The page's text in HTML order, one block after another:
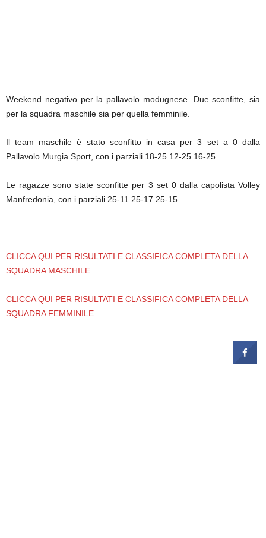
Weekend negativo per la pallavolo modugnese. Due sconfitte, sia
per la squadra maschile sia per quella femminile.
Il team maschile è stato sconfitto in casa per 3 set a 0 dalla
Pallavolo Murgia Sport, con i parziali 18-25 12-25 16-25.
Le ragazze sono state sconfitte per 3 set 0 dalla capolista Volley
Manfredonia, con i parziali 25-11 25-17 25-15.
CLICCA QUI PER RISULTATI E CLASSIFICA COMPLETA DELLA
SQUADRA MASCHILE
CLICCA QUI PER RISULTATI E CLASSIFICA COMPLETA DELLA
SQUADRA FEMMINILE